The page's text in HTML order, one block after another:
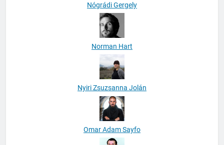
Nógrádi Gergely
Norman Hart
Nyiri Zsuzsanna Jolán
Omar Adam Sayfo